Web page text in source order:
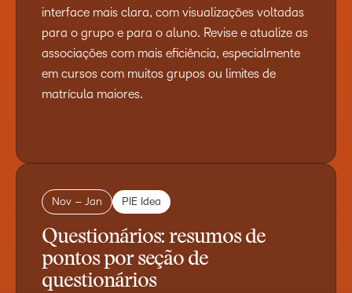
interface mais clara, com visualizações voltadas
para o grupo e para o aluno. Revise e atualize as
associações com mais eficiência, especialmente
em cursos com muitos grupos ou limites de
matrícula maiores.
Nov – Jan PIE Idea
Questionários: resumos de
pontos por seção de
questionários